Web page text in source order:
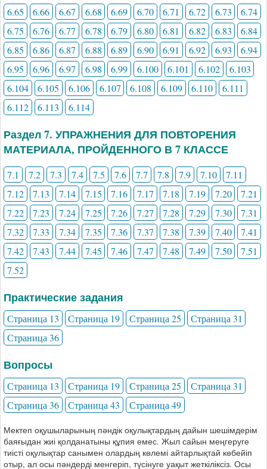
6.65 6.66 6.67 6.68 6.69 6.70 6.71 6.72 6.73
6.74
6.75
6.76 6.77 6.78 6.79 6.80 6.81 6.82 6.83
6.84
6.85
6.86 6.87 6.88 6.89 6.90 6.91 6.92 6.93
6.94
6.95
6.96 6.97 6.98 6.99 6.100 6.101 6.102
6.103
6.104
6.105 6.106 6.107 6.108 6.109 6.110
6.111
6.112
6.113 6.114
Раздел 7. УПРАЖНЕНИЯ ДЛЯ ПОВТОРЕНИЯ
МАТЕРИАЛА, ПРОЙДЕННОГО В 7 КЛАССЕ
7.1 7.2 7.3 7.4 7.5 7.6 7.7 7.8 7.9 7.10
7.11
7.12
7.13 7.14 7.15 7.16 7.17 7.18 7.19 7.20
7.21
7.22
7.23 7.24 7.25 7.26 7.27 7.28 7.29 7.30
7.31
7.32
7.33 7.34 7.35 7.36 7.37 7.38 7.39 7.40
7.41
7.42
7.43 7.44 7.45 7.46 7.47 7.48 7.49 7.50
7.51
7.52
Практические задания
Страница 13 Страница 19 Страница 25
Страница 31
Страница 36
Вопросы
Страница 13 Страница 19 Страница 25
Страница 31
Страница 36
Страница 43 Страница 49
Мектеп оқушыларының пәндік оқулықтардың дайын шешімдерім
баяғыдан жиі қолданатыны құпия емес. Жыл сайын меңгеруге
тиісті оқулықтар санымен олардың көлемі айтарлықтай көбейіп
отыр, ал осы пәндерді менгеріп, түсінуге уақыт жеткіліксіз. Осы